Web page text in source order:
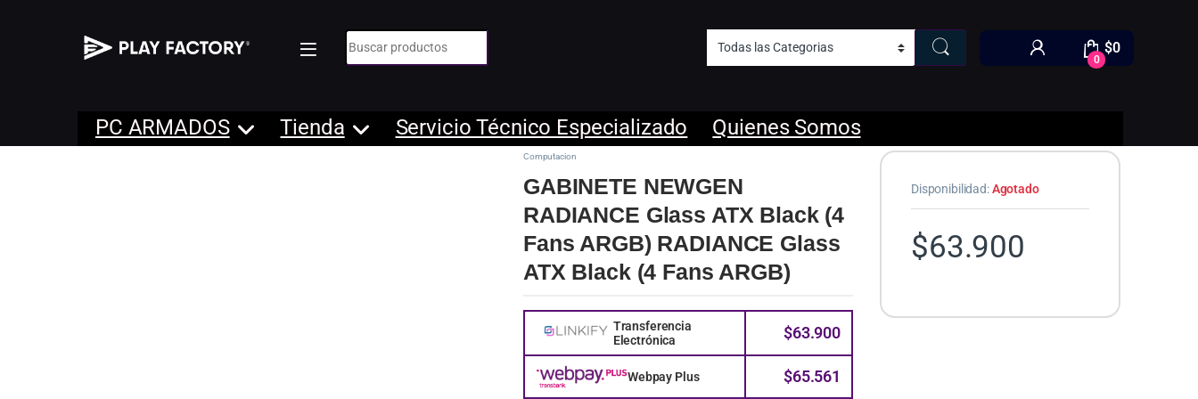
Búsqueda de:
0
$0
PC ARMADOS Tienda Servicio Técnico Especializado Quienes Somos
Computacion
GABINETE NEWGEN
RADIANCE Glass ATX Black (4
Fans ARGB) RADIANCE Glass
ATX Black (4 Fans ARGB)
Transferencia
Electrónica
$63.900
Webpay Plus $65.561
Disponibilidad:Agotado
$63.900